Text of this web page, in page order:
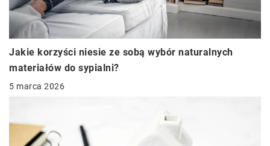
Jakie korzyści niesie ze sobą wybór naturalnych
materiałów do sypialni?
5 marca 2026